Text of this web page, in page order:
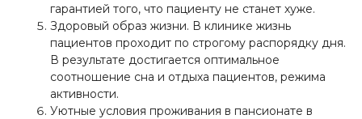
гарантией того, что пациенту не станет хуже.
Здоровый образ жизни. В клинике жизнь
пациентов проходит по строгому распорядку дня.
В результате достигается оптимальное
соотношение сна и отдыха пациентов, режима
активности.
Уютные условия проживания в пансионате в